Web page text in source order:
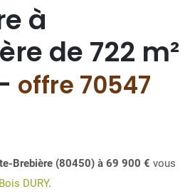
à
de 722 m²
offre 70547
Brebière (80450) à 69 900 € vous
DURY.